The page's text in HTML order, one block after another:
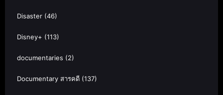
Disaster (46)
Disney+ (113)
documentaries (2)
Documentary สารคดี (137)